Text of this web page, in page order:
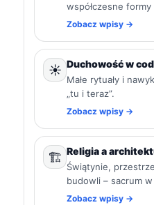
współczesne
Zobacz wpisy →
☀️ Duchowość w
Małe rytuały i
„tu i teraz”.
Zobacz wpisy →
🏗️ Religia a
Świątynie,
budowli – sacrum
Zobacz wpisy →